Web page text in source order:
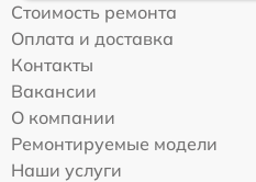
Стоимость ремонта
Оплата и доставка
Контакты
Вакансии
О компании
Ремонтируемые модели
Наши услуги